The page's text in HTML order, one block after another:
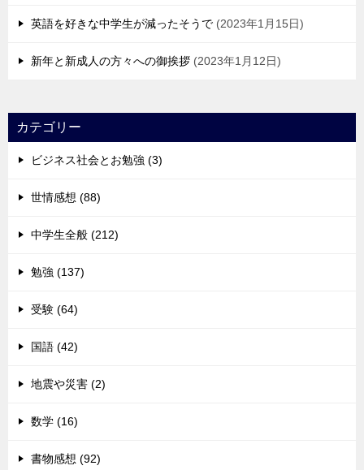
英語を好きな中学生が減ったそうで 2023年1月15日
新年と新成人の方々への御挨拶 2023年1月12日
カテゴリー
ビジネス社会とお勉強 (3)
世情感想 (88)
中学生全般 (212)
勉強 (137)
受験 (64)
国語 (42)
地震や災害 (2)
数学 (16)
書物感想 (92)